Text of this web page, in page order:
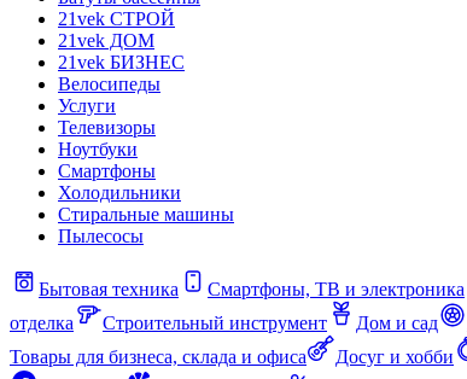
21vek СТРОЙ
21vek ДОМ
21vek БИЗНЕС
Велосипеды
Услуги
Телевизоры
Ноутбуки
Смартфоны
Холодильники
Стиральные машины
Пылесосы
Бытовая техника Смартфоны, ТВ и электроника
отделка
Строительный инструмент Дом и сад
Товары для бизнеса, склада и офиса
Досуг и хобби